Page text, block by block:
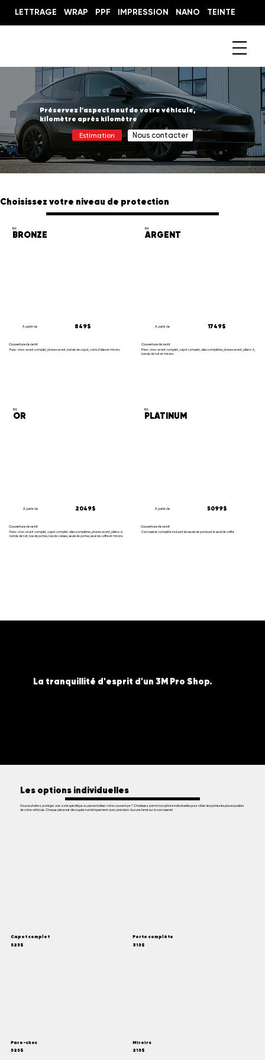
LETTRAGE WRAP PPF IMPRESSION NANO TEINTE
Préservez l'aspect neuf de votre véhicule,
kilomètre après kilomètre
Estimation
Nous contacter
Choisissez votre niveau de protection
À partir de 849$
Couverture de ce kit
Pare-choc avant complet, phares avant, bande de capot, coins d'ailes et miroirs.
Kit
BRONZE
À partir de 1749$
Couverture de ce kit
Pare-choc avant complet, capot complet, ailes complètes, phares avant, piliers-A,
bande de toit et miroirs.
Kit
ARGENT
À partir de 2049$
Couverture de ce kit
Pare-choc avant complet, capot complet, ailes complètes, phares avant, piliers-A,
bande de toit, bas de portes, bas de caisses, seuils de portes, seuil de coffre et miroirs.
Kit
OR
À partir de 5099$
Couverture de ce kit
Carrosserie complète incluant les seuils de portes et le seuil de coffre
Kit
PLATINUM
La tranquillité d'esprit d'un 3M Pro Shop.
Les options individuelles
Vous souhaitez protéger une zone spécifique ou personnaliser votre couverture ? Choisissez parmi nos options individuelles pour cibler les parties les plus exposées
de votre véhicule. Chaque pièce est découpée numériquement avec précision. Aucune lame sur la carrosserie!
Capot complet
525$
Porte complète
315$
Pare-choc
525$
Miroirs
215$